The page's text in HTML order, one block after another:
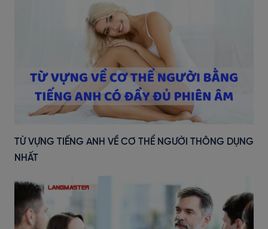
TỪ VỰNG TIẾNG ANH VỀ CƠ THỂ NGƯỜI THÔNG DỤNG
NHẤT